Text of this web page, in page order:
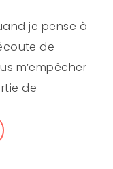
je pense à
de
m’empêcher
de